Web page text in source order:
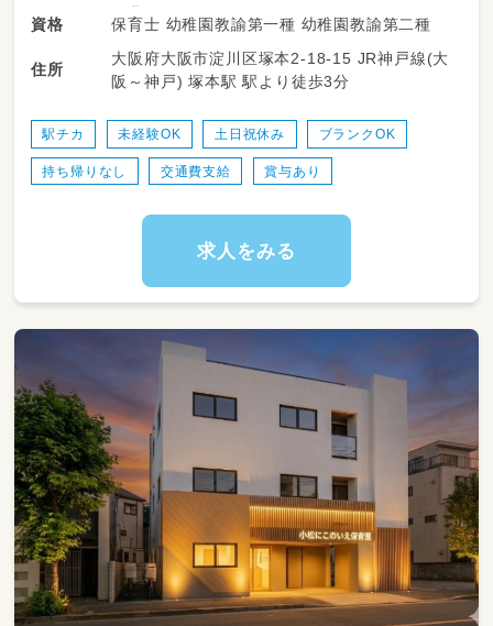
任業務をお任せします。
◎0〜2歳児の担任業務（日々の保育計画・記録）
◎保護者対応、連絡帳など（記録はICT化でPC
◎遊び・生活・行事、園内環境の整備 など
＜1日の流れ（例）＞
・9:30〜 おやつ後、設定保育（戸外活動・製作・リ
トミックなど）
・14:30〜 起床・おやつ
・18:30 閉園（延長19:30まで／実際はほとんど
＜こんな方が向いています＞
・子どもが大好きで、一人ひとりにじっくり向き
合いたい方
・大人数だと目が届きにくい…と感じる方（定員
12名・複数担任のチーム保育です）
・年齢・キャリア不問。未経験・ブランクのある
方も歓迎
＃楽しく働ける環境
・「みんな（保育士）でみんな（子ども）を見る」チ
資格 保育士 幼稚園教諭第一種 幼稚園教諭第二種
住所
大阪府大阪市淀川区塚本2-18-15 JR神戸線(大
阪～神戸) 塚本駅 駅より徒歩3分
駅チカ 未経験OK 土日祝休み ブランクOK
持ち帰りなし 交通費支給 賞与あり
求人をみる